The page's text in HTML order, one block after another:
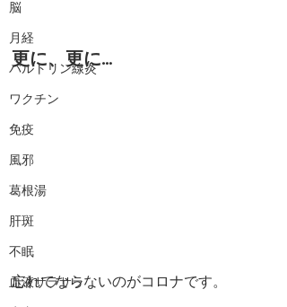
脳
月経
バルトリン線炎
ワクチン
免疫
風邪
葛根湯
肝斑
不眠
血液サラサラ
更に、更に…
忘れてならないのがコロナです。